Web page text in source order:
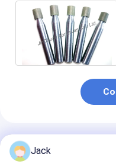
Prodotti
Jack